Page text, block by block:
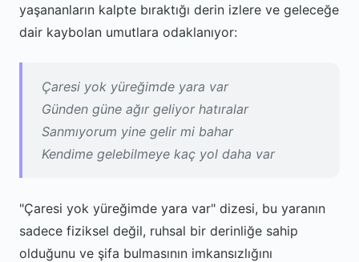
yaşananların kalpte bıraktığı derin izlere ve geleceğe
dair kaybolan umutlara odaklanıyor:
Çaresi yok yüreğimde yara var
Günden güne ağır geliyor hatıralar
Sanmıyorum yine gelir mi bahar
Kendime gelebilmeye kaç yol daha var
"Çaresi yok yüreğimde yara var" dizesi, bu yaranın
sadece fiziksel değil, ruhsal bir derinliğe sahip
olduğunu ve şifa bulmasının imkansızlığını